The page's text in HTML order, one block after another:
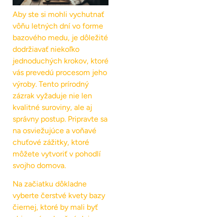
Aby ste si mohli vychutnať
vôňu letných dní vo forme
bazového medu, je dôležité
dodržiavať niekoľko
jednoduchých krokov, ktoré
vás prevedú procesom jeho
výroby. Tento prírodný
zázrak vyžaduje nie len
kvalitné suroviny, ale aj
správny postup. Pripravte sa
na osviežujúce a voňavé
chuťové zážitky, ktoré
môžete vytvoriť v pohodlí
svojho domova.
Na začiatku dôkladne
vyberte čerstvé kvety bazy
čiernej, ktoré by mali byť